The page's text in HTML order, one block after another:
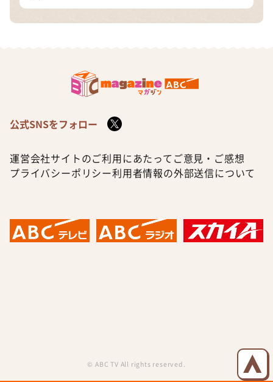
公式SNSをフォロー
運営会社サイトのご利用にあたって ご意見・ご感想
プライバシーポリシー利用者情報の外部送信について
© ABC TV All rights reserved.